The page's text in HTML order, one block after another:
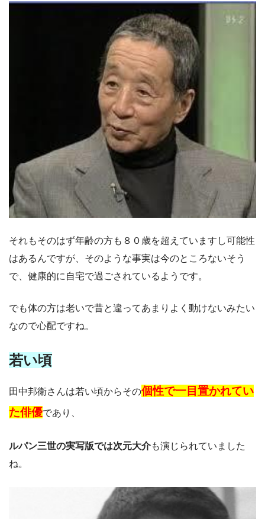
それもそのはず年齢の方も８０歳を超えていますし可能性
はあるんですが、そのような事実は今のところないそう
で、健康的に自宅で過ごされているようです。
でも体の方は老いで昔と違ってあまりよく動けないみたい
なので心配ですね。
若い頃
田中邦衛さんは若い頃からその個性で一目置かれてい
た俳優であり、
ルパン三世の実写版では次元大介も演じられていました
ね。